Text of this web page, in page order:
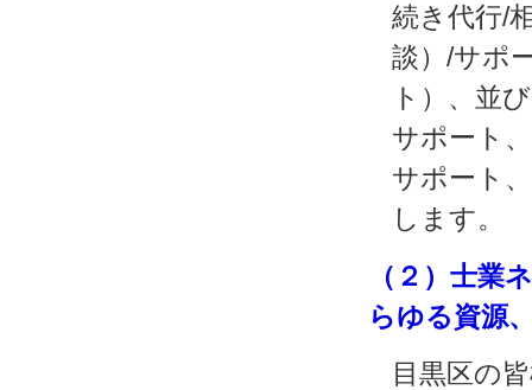
続き代行/
談）/サポ
ト）、並
サポート
サポート
します。
（２）士業
らゆる資源
目黒区の